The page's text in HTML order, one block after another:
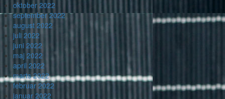
oktober 2022
september 2022
august 2022
juli 2022
juni 2022
maj 2022
april 2022
marts 2022
februar 2022
januar 2022